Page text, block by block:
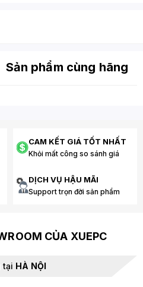
Sản phẩm cùng hãng
CAM KẾT GIÁ TỐT NHẤT
Khỏi mất công so sánh giá
DỊCH VỤ HẬU MÃI
Support trọn đời sản phẩm
CỦA XUEPC
tại HÀ NỘI